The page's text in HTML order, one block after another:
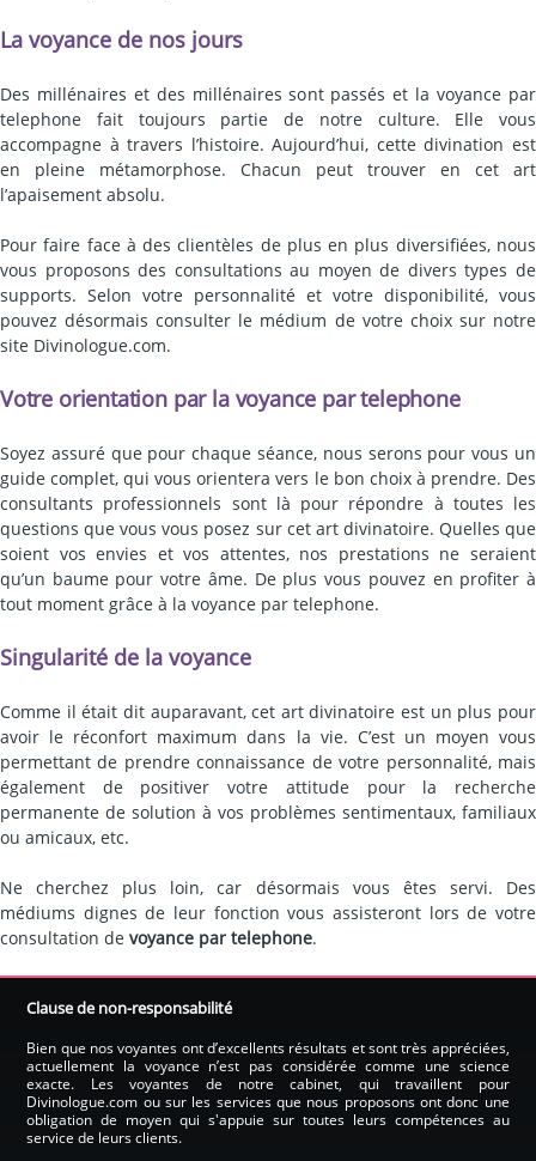
La voyance de nos jours
Des millénaires et des millénaires sont passés et la voyance par
telephone fait toujours partie de notre culture. Elle vous
accompagne à travers l’histoire. Aujourd’hui, cette divination est
en pleine métamorphose. Chacun peut trouver en cet art
l’apaisement absolu.
Pour faire face à des clientèles de plus en plus diversifiées, nous
vous proposons des consultations au moyen de divers types de
supports. Selon votre personnalité et votre disponibilité, vous
pouvez désormais consulter le médium de votre choix sur notre
site Divinologue.com.
Votre orientation par la voyance par telephone
Soyez assuré que pour chaque séance, nous serons pour vous un
guide complet, qui vous orientera vers le bon choix à prendre. Des
consultants professionnels sont là pour répondre à toutes les
questions que vous vous posez sur cet art divinatoire. Quelles que
soient vos envies et vos attentes, nos prestations ne seraient
qu’un baume pour votre âme. De plus vous pouvez en profiter à
tout moment grâce à la voyance par telephone.
Singularité de la voyance
Comme il était dit auparavant, cet art divinatoire est un plus pour
avoir le réconfort maximum dans la vie. C’est un moyen vous
permettant de prendre connaissance de votre personnalité, mais
également de positiver votre attitude pour la recherche
permanente de solution à vos problèmes sentimentaux, familiaux
ou amicaux, etc.
Ne cherchez plus loin, car désormais vous êtes servi. Des
médiums dignes de leur fonction vous assisteront lors de votre
consultation de voyance par telephone.
Clause de non-responsabilité
Bien que nos voyantes ont d’excellents résultats et sont très appréciées,
actuellement la voyance n’est pas considérée comme une science
exacte. Les voyantes de notre cabinet, qui travaillent pour
Divinologue.com ou sur les services que nous proposons ont donc une
obligation de moyen qui s'appuie sur toutes leurs compétences au
service de leurs clients.